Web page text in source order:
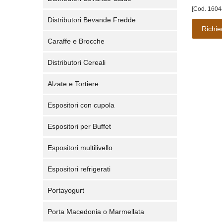
Distributori Bevande Fredde
Caraffe e Brocche
Distributori Cereali
Alzate e Tortiere
Espositori con cupola
Espositori per Buffet
Espositori multilivello
Espositori refrigerati
Portayogurt
Porta Macedonia o Marmellata
[Cod.